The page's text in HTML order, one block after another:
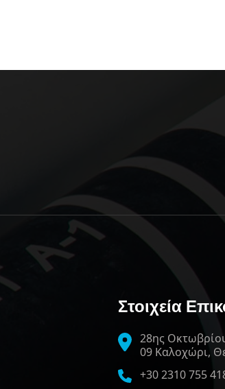
Στοιχεία
28ης
09 Καλοχώρι,
+30 2310 755